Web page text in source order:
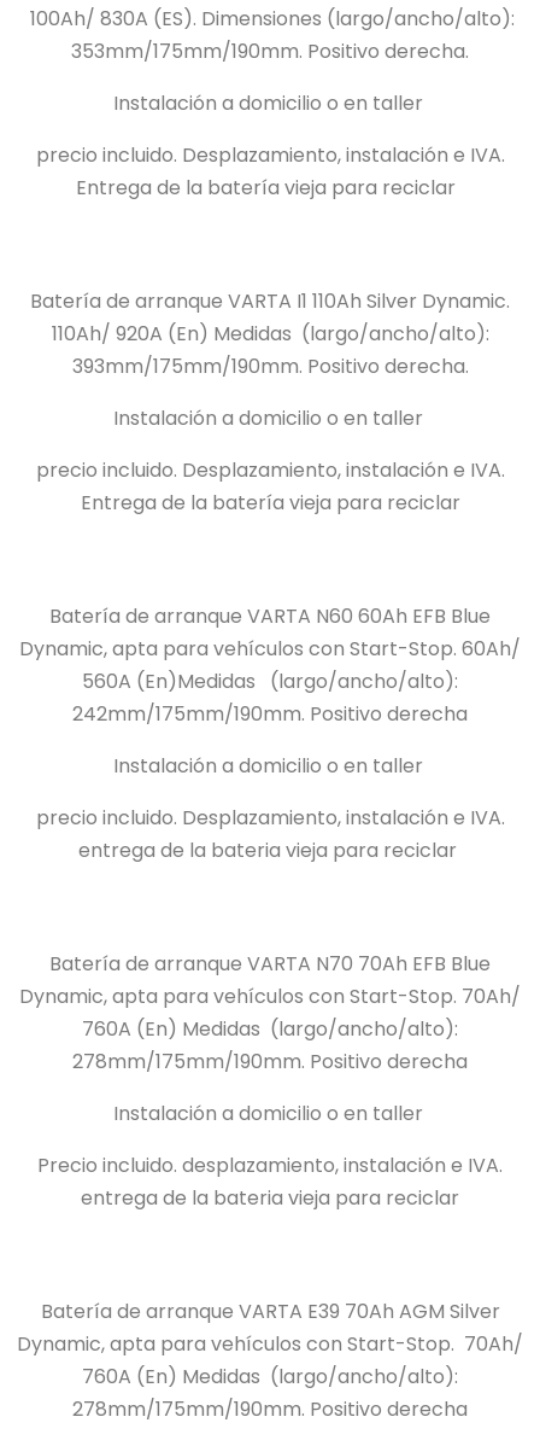
100Ah/ 830A (ES). Dimensiones (largo/ancho/alto):
353mm/175mm/190mm. Positivo derecha.
Instalación a domicilio o en taller
precio incluido. Desplazamiento, instalación e IVA.
Entrega de la batería vieja para reciclar
Batería de arranque VARTA I1 110Ah Silver Dynamic.
110Ah/ 920A (En) Medidas (largo/ancho/alto):
393mm/175mm/190mm. Positivo derecha.
Instalación a domicilio o en taller
precio incluido. Desplazamiento, instalación e IVA.
Entrega de la batería vieja para reciclar
Batería de arranque VARTA N60 60Ah EFB Blue
Dynamic, apta para vehículos con Start-Stop. 60Ah/
560A (En)Medidas
(largo/ancho/alto):
242mm/175mm/190mm. Positivo derecha
Instalación a domicilio o en taller
precio incluido. Desplazamiento, instalación e IVA.
entrega de la bateria vieja para reciclar
Batería de arranque VARTA N70 70Ah EFB Blue
Dynamic, apta para vehículos con Start-Stop. 70Ah/
760A (En) Medidas (largo/ancho/alto):
278mm/175mm/190mm. Positivo derecha
Instalación a domicilio o en taller
Precio incluido. desplazamiento, instalación e IVA.
entrega de la bateria vieja para reciclar
Batería de arranque VARTA E39 70Ah AGM Silver
Dynamic, apta para vehículos con Start-Stop. 70Ah/
760A (En) Medidas (largo/ancho/alto):
278mm/175mm/190mm. Positivo derecha